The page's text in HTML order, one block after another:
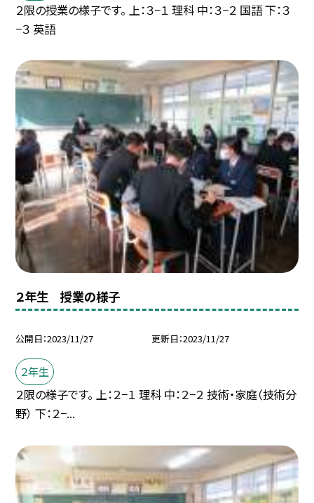
２限の授業の様子です。 上：３−１ 理科 中：３−２ 国語 下：３
−３ 英語
２年生 授業の様子
公開日 2023/11/27 更新日 2023/11/27
２年生
２限の様子です。 上：２−１ 理科 中：２−２ 技術・家庭（技術分
野） 下：２−...